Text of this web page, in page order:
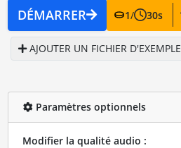
DÉMARRER 1/ 30s
AJOUTER UN FICHIER D'EXEMPLE
Paramètres optionnels
Modifier la qualité audio :